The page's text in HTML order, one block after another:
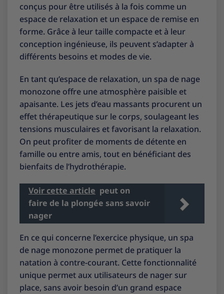
conçus pour être utilisés à la fois comme un
espace de relaxation et un espace de remise en
forme. Grâce à leur taille compacte et à leur
conception ingénieuse, ils peuvent s’adapter à
différents besoins et modes de vie.
En tant qu’espace de relaxation, un spa de nage
monozone offre une atmosphère paisible et
apaisante. Les jets d’eau massants procurent un
effet thérapeutique sur le corps, soulageant les
tensions musculaires et favorisant la relaxation.
On peut profiter de moments de détente en
famille ou entre amis, tout en bénéficiant des
bienfaits de l’hydrothérapie.
Voir cette article peut on
faire de la plongée sans savoir
nager
En ce qui concerne l’exercice physique, un spa
de nage monozone permet de pratiquer la
natation à contre-courant. Cette fonctionnalité
unique permet aux utilisateurs de nager sur
place, sans avoir besoin d’un grand espace